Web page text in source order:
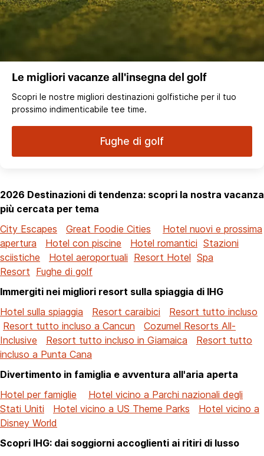
Le migliori vacanze all'insegna del golf
Scopri le nostre migliori destinazioni golfistiche per il tuo
prossimo indimenticabile tee time.
Fughe di golf
2026 Destinazioni di tendenza: scopri la nostra vacanza
più cercata per tema
City Escapes
Great Foodie Cities
Hotel nuovi e prossima
apertura
Hotel con piscine Hotel romantici Stazioni
sciistiche
Hotel aeroportuali Resort Hotel Spa
Resort Fughe di golf
Immergiti nei migliori resort sulla spiaggia di IHG
Hotel sulla spiaggia
Resort caraibici
Resort tutto incluso
Resort tutto incluso a Cancun
Cozumel Resorts All-
Inclusive
Resort tutto incluso in Giamaica
Resort tutto
incluso a Punta Cana
Divertimento in famiglia e avventura all'aria aperta
Hotel per famiglie
Hotel vicino a Parchi nazionali degli
Stati Uniti
Hotel vicino a US Theme Parks
Hotel vicino a
Disney World
Scopri IHG: dai soggiorni accoglienti ai ritiri di lusso